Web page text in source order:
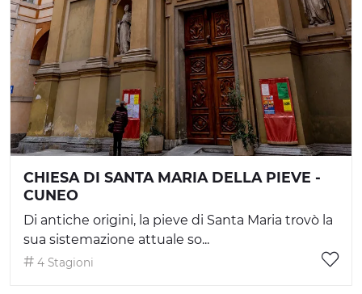
CHIESA DI SANTA MARIA DELLA PIEVE -
CUNEO
Di antiche origini, la pieve di Santa Maria trovò la
sua sistemazione attuale so...
4 Stagioni